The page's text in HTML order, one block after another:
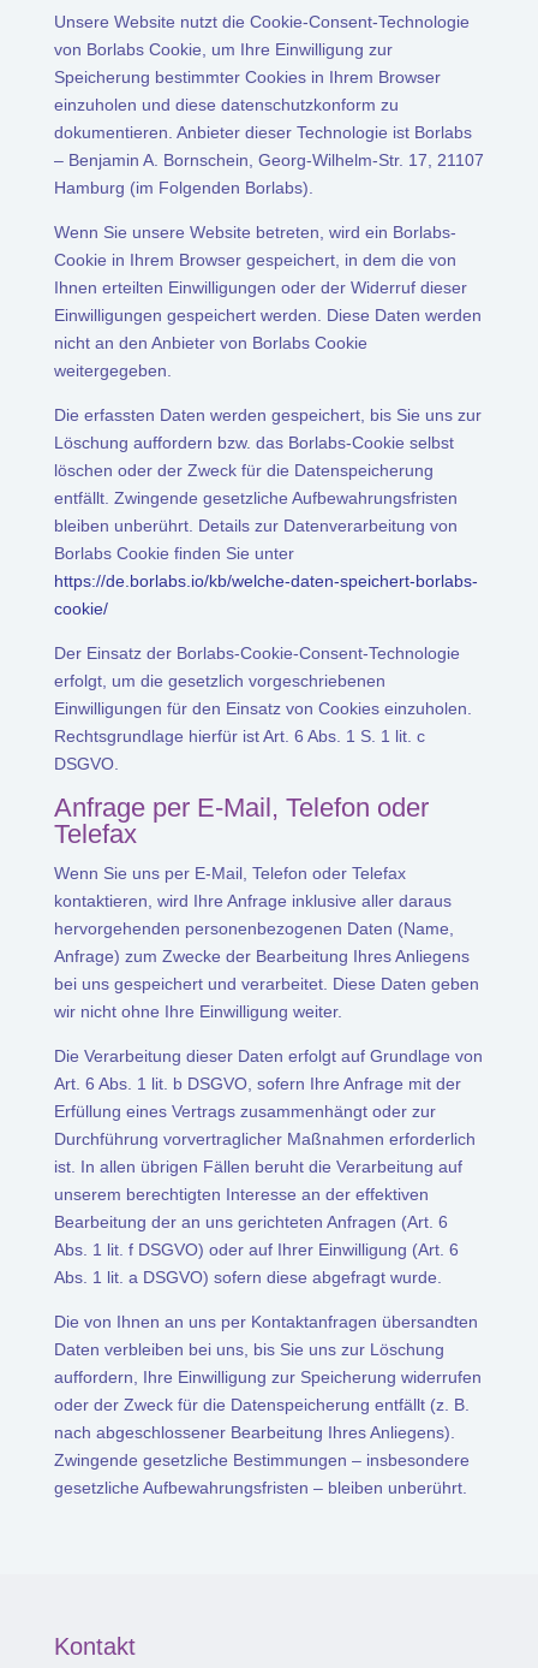
Unsere Website nutzt die Cookie-Consent-Technologie
von Borlabs Cookie, um Ihre Einwilligung zur
Speicherung bestimmter Cookies in Ihrem Browser
einzuholen und diese datenschutzkonform zu
dokumentieren. Anbieter dieser Technologie ist Borlabs
– Benjamin A. Bornschein, Georg-Wilhelm-Str. 17, 21107
Hamburg (im Folgenden Borlabs).
Wenn Sie unsere Website betreten, wird ein Borlabs-
Cookie in Ihrem Browser gespeichert, in dem die von
Ihnen erteilten Einwilligungen oder der Widerruf dieser
Einwilligungen gespeichert werden. Diese Daten werden
nicht an den Anbieter von Borlabs Cookie
weitergegeben.
Die erfassten Daten werden gespeichert, bis Sie uns zur
Löschung auffordern bzw. das Borlabs-Cookie selbst
löschen oder der Zweck für die Datenspeicherung
entfällt. Zwingende gesetzliche Aufbewahrungsfristen
bleiben unberührt. Details zur Datenverarbeitung von
Borlabs Cookie finden Sie unter
https://de.borlabs.io/kb/welche-daten-speichert-borlabs-
cookie/
Der Einsatz der Borlabs-Cookie-Consent-Technologie
erfolgt, um die gesetzlich vorgeschriebenen
Einwilligungen für den Einsatz von Cookies einzuholen.
Rechtsgrundlage hierfür ist Art. 6 Abs. 1 S. 1 lit. c
DSGVO.
Anfrage per E-Mail, Telefon oder
Telefax
Wenn Sie uns per E-Mail, Telefon oder Telefax
kontaktieren, wird Ihre Anfrage inklusive aller daraus
hervorgehenden personenbezogenen Daten (Name,
Anfrage) zum Zwecke der Bearbeitung Ihres Anliegens
bei uns gespeichert und verarbeitet. Diese Daten geben
wir nicht ohne Ihre Einwilligung weiter.
Die Verarbeitung dieser Daten erfolgt auf Grundlage von
Art. 6 Abs. 1 lit. b DSGVO, sofern Ihre Anfrage mit der
Erfüllung eines Vertrags zusammenhängt oder zur
Durchführung vorvertraglicher Maßnahmen erforderlich
ist. In allen übrigen Fällen beruht die Verarbeitung auf
unserem berechtigten Interesse an der effektiven
Bearbeitung der an uns gerichteten Anfragen (Art. 6
Abs. 1 lit. f DSGVO) oder auf Ihrer Einwilligung (Art. 6
Abs. 1 lit. a DSGVO) sofern diese abgefragt wurde.
Die von Ihnen an uns per Kontaktanfragen übersandten
Daten verbleiben bei uns, bis Sie uns zur Löschung
auffordern, Ihre Einwilligung zur Speicherung widerrufen
oder der Zweck für die Datenspeicherung entfällt (z. B.
nach abgeschlossener Bearbeitung Ihres Anliegens).
Zwingende gesetzliche Bestimmungen – insbesondere
gesetzliche Aufbewahrungsfristen – bleiben unberührt.
Kontakt